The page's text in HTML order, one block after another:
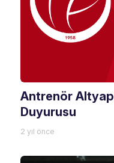
Antrenör
Duyurusu
2 yıl önce